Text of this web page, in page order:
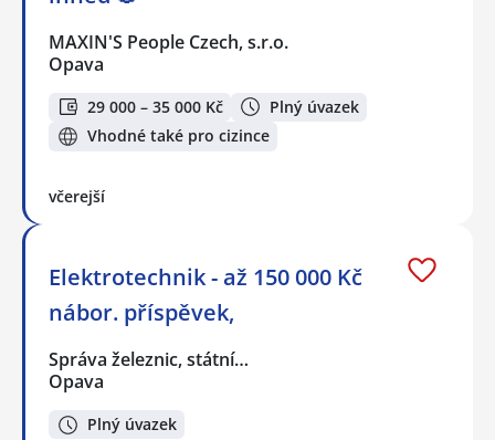
MAXIN'S People Czech, s.r.o.
Opava
29 000 – 35 000 Kč
Plný úvazek
Vhodné také pro cizince
včerejší
Elektrotechnik - až 150 000 Kč
nábor. příspěvek,
Správa železnic, státní…
Opava
Plný úvazek